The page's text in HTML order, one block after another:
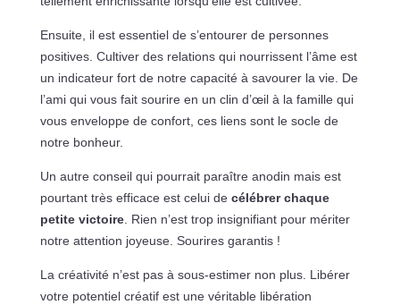
Ensuite, il est essentiel de s’entourer de personnes
positives. Cultiver des relations qui nourrissent l’âme est
un indicateur fort de notre capacité à savourer la vie. De
l’ami qui vous fait sourire en un clin d’œil à la famille qui
vous enveloppe de confort, ces liens sont le socle de
notre bonheur.
Un autre conseil qui pourrait paraître anodin mais est
pourtant très efficace est celui de célébrer chaque
petite victoire. Rien n’est trop insignifiant pour mériter
notre attention joyeuse. Sourires garantis !
La créativité n’est pas à sous-estimer non plus. Libérer
votre potentiel créatif est une véritable libération